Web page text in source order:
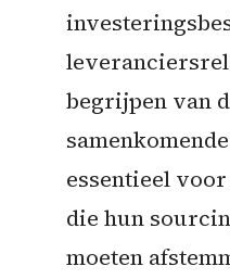
begrijpen van
essentieel
die hun
moeten